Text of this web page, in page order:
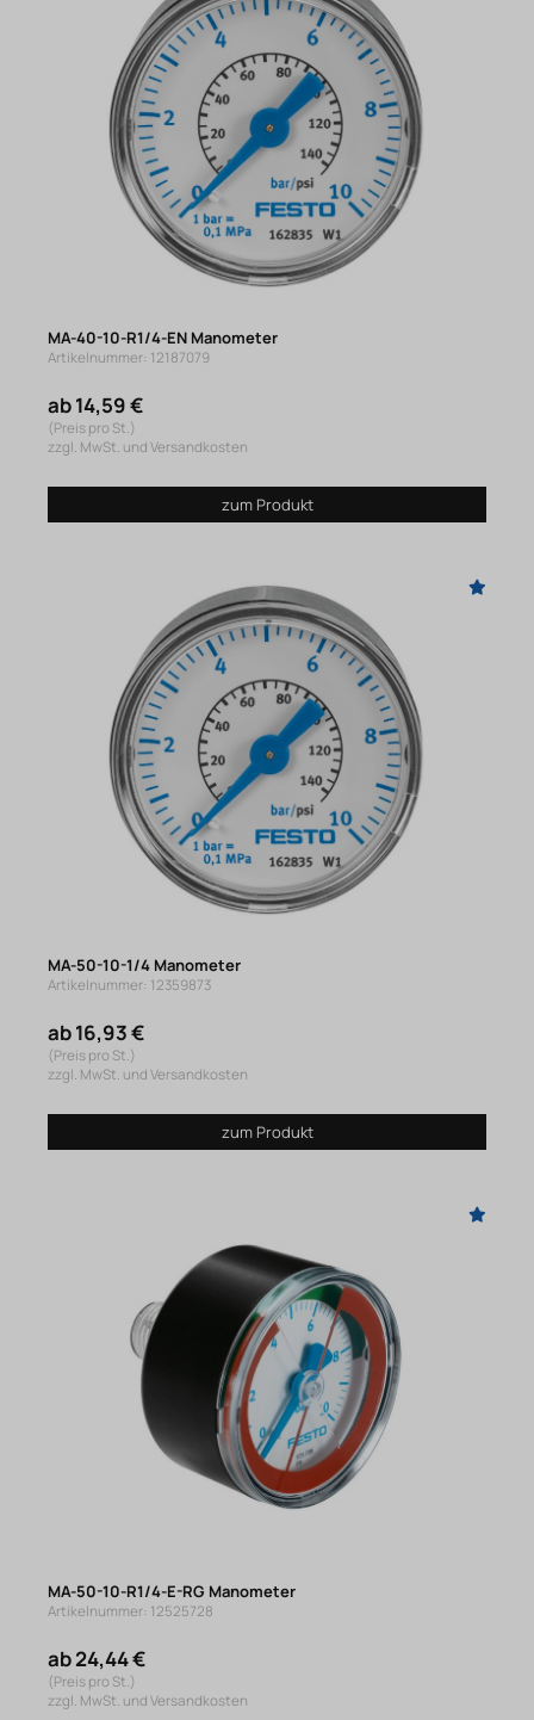
MA-40-10-R1/4-EN Manometer
Artikelnummer: 12187079
ab 14,59 €
(Preis pro St.)
zzgl. MwSt. und Versandkosten
zum Produkt
MA-50-10-1/4 Manometer
Artikelnummer: 12359873
ab 16,93 €
(Preis pro St.)
zzgl. MwSt. und Versandkosten
zum Produkt
MA-50-10-R1/4-E-RG Manometer
Artikelnummer: 12525728
ab 24,44 €
(Preis pro St.)
zzgl. MwSt. und Versandkosten